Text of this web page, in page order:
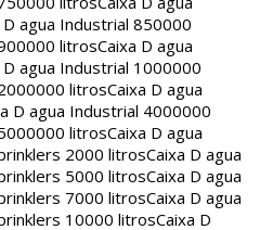
D agua Industrial 850000
litrosCaixa D agua
D agua Industrial 1000000
litrosCaixa D agua
D agua Industrial 4000000
litrosCaixa D agua
2000 litrosCaixa D agua
5000 litrosCaixa D agua
7000 litrosCaixa D agua
10000 litrosCaixa D